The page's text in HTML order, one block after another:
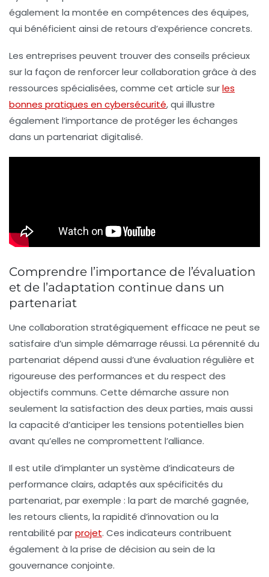
également la montée en compétences des équipes,
qui bénéficient ainsi de retours d’expérience concrets.
Les entreprises peuvent trouver des conseils précieux
sur la façon de renforcer leur collaboration grâce à des
ressources spécialisées, comme cet article surles
bonnes pratiques en cybersécurité, qui illustre
également l’importance de protéger les échanges
dans un partenariat digitalisé.
Comprendre l’importance de l’évaluation
et de l’adaptation continue dans un
partenariat
Une collaboration stratégiquement efficace ne peut se
satisfaire d’un simple démarrage réussi. La pérennité du
partenariat dépend aussi d’une évaluation régulière et
rigoureuse des performances et du respect des
objectifs communs. Cette démarche assure non
seulement la satisfaction des deux parties, mais aussi
la capacité d’anticiper les tensions potentielles bien
avant qu’elles ne compromettent l’alliance.
Il est utile d’implanter un système d’indicateurs de
performance clairs, adaptés aux spécificités du
partenariat, par exemple : la part de marché gagnée,
les retours clients, la rapidité d’innovation ou la
rentabilité parprojet. Ces indicateurs contribuent
également à la prise de décision au sein de la
gouvernance conjointe.